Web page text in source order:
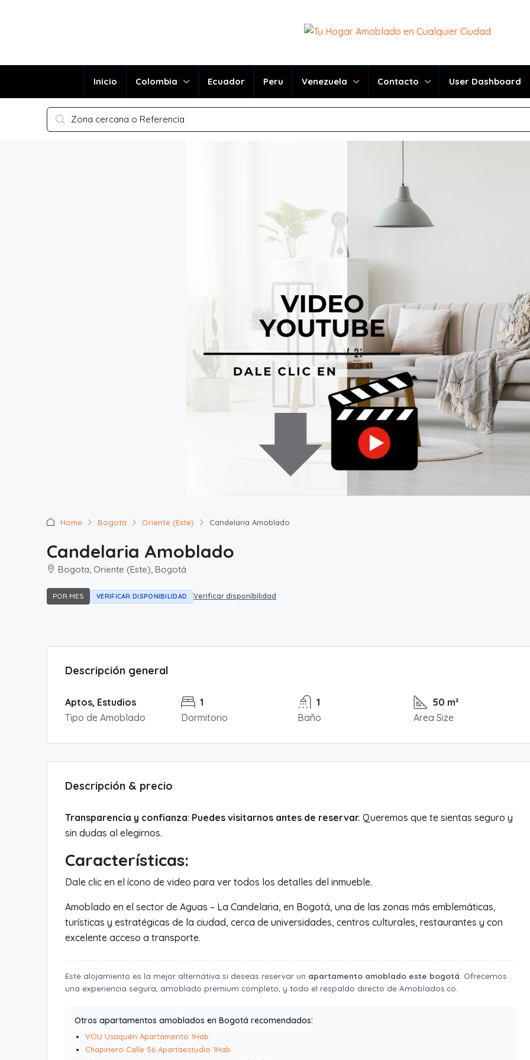
Inicio Colombia Ecuador Peru Venezuela Contacto User Dashboard
Home Bogotá Oriente (Este) Candelaria Amoblado
Candelaria Amoblado
Bogota, Oriente (Este), Bogotá
POR MES VERIFICAR DISPONIBILIDAD Verificar disponibilidad
Descripción general
Aptos, Estudios
Tipo de Amoblado
1
Dormitorio
1
Baño
50 m²
Area Size
Descripción & precio
Transparencia y confianza: Puedes visitarnos antes de reservar. Queremos que te sientas seguro y
sin dudas al elegirnos.
Características:
Dale clic en el ícono de video para ver todos los detalles del inmueble.
Amoblado en el sector de Aguas – La Candelaria, en Bogotá, una de las zonas más emblemáticas,
turísticas y estratégicas de la ciudad, cerca de universidades, centros culturales, restaurantes y con
excelente acceso a transporte.
Este alojamiento es la mejor alternativa si deseas reservar un apartamento amoblado este bogotá . Ofrecemos
una experiencia segura, amoblado premium completo, y todo el respaldo directo de Amoblados.co.
Otros apartamentos amoblados en Bogotá recomendados:
VOU Usaquén Apartamento 1Hab
Chapinero Calle 56 Apartaestudio 1Hab